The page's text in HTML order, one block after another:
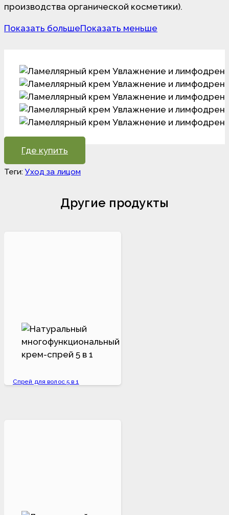
производства органической косметики).
Показать большеПоказать меньше
Где купить
Теги:Уход за лицом
Другие продукты
Спрей для волос 5 в 1